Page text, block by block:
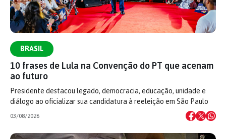
BRASIL
10 frases de Lula na Convenção do PT que acenam
ao futuro
Presidente destacou legado, democracia, educação, unidade e
diálogo ao oficializar sua candidatura à reeleição em São Paulo
03/08/2026